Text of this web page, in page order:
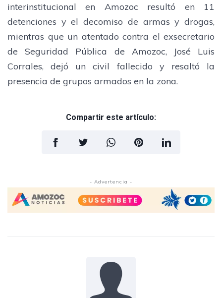
interinstitucional en Amozoc resultó en 11
detenciones y el decomiso de armas y drogas,
mientras que un atentado contra el exsecretario
de Seguridad Pública de Amozoc, José Luis
Corrales, dejó un civil fallecido y resaltó la
presencia de grupos armados en la zona.
Compartir este artículo:
- Advertencia -